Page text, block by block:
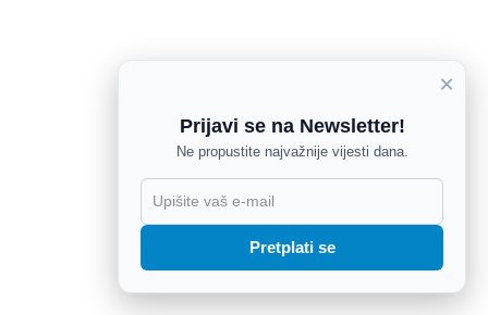
×
Prijavi se na Newsletter!
Ne propustite najvažnije vijesti dana.
Pretplati se